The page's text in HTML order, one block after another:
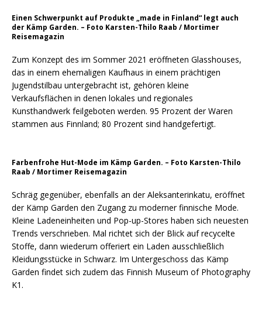
Einen Schwerpunkt auf Produkte „made in Finland“ legt auch
der Kämp Garden. – Foto Karsten-Thilo Raab / Mortimer
Reisemagazin
Zum Konzept des im Sommer 2021 eröffneten Glasshouses,
das in einem ehemaligen Kaufhaus in einem prächtigen
Jugendstilbau untergebracht ist, gehören kleine
Verkaufsflächen in denen lokales und regionales
Kunsthandwerk feilgeboten werden. 95 Prozent der Waren
stammen aus Finnland; 80 Prozent sind handgefertigt.
Farbenfrohe Hut-Mode im Kämp Garden. – Foto Karsten-Thilo
Raab / Mortimer Reisemagazin
Schräg gegenüber, ebenfalls an der Aleksanterinkatu, eröffnet
der Kämp Garden den Zugang zu moderner finnische Mode.
Kleine Ladeneinheiten und Pop-up-Stores haben sich neuesten
Trends verschrieben. Mal richtet sich der Blick auf recycelte
Stoffe, dann wiederum offeriert ein Laden ausschließlich
Kleidungsstücke in Schwarz. Im Untergeschoss das Kämp
Garden findet sich zudem das Finnish Museum of Photography
K1.